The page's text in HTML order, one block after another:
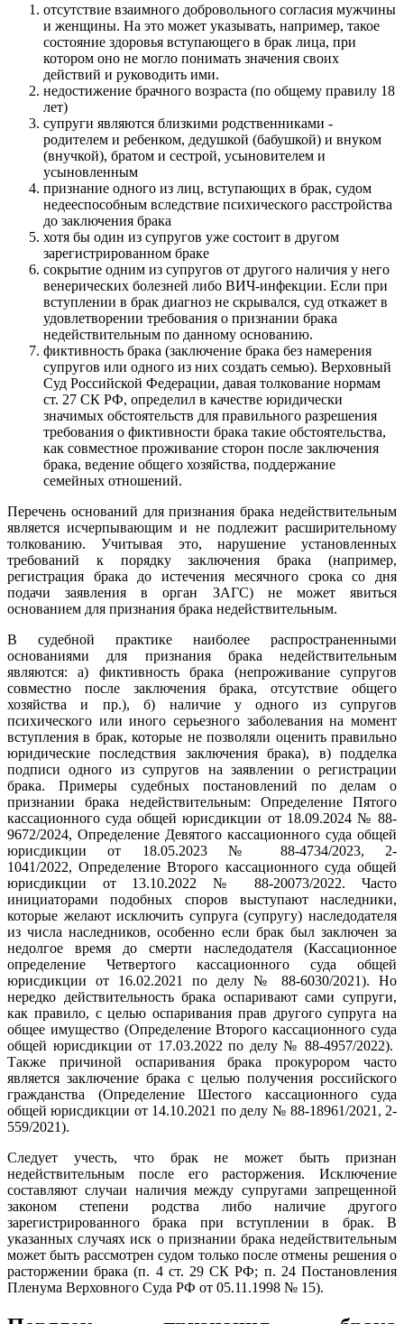
отсутствие взаимного добровольного согласия мужчины
и женщины. На это может указывать, например, такое
состояние здоровья вступающего в брак лица, при
котором оно не могло понимать значения своих
действий и руководить ими.
недостижение брачного возраста (по общему правилу 18
лет)
супруги являются близкими родственниками -
родителем и ребенком, дедушкой (бабушкой) и внуком
(внучкой), братом и сестрой, усыновителем и
усыновленным
признание одного из лиц, вступающих в брак, судом
недееспособным вследствие психического расстройства
до заключения брака
хотя бы один из супругов уже состоит в другом
зарегистрированном браке
сокрытие одним из супругов от другого наличия у него
венерических болезней либо ВИЧ-инфекции. Если при
вступлении в брак диагноз не скрывался, суд откажет в
удовлетворении требования о признании брака
недействительным по данному основанию.
фиктивность брака (заключение брака без намерения
супругов или одного из них создать семью). Верховный
Суд Российской Федерации, давая толкование нормам
ст. 27 СК РФ, определил в качестве юридически
значимых обстоятельств для правильного разрешения
требования о фиктивности брака такие обстоятельства,
как совместное проживание сторон после заключения
брака, ведение общего хозяйства, поддержание
семейных отношений.
Перечень оснований для признания брака недействительным
является исчерпывающим и не подлежит расширительному
толкованию. Учитывая это, нарушение установленных
требований к порядку заключения брака (например,
регистрация брака до истечения месячного срока со дня
подачи заявления в орган ЗАГС) не может явиться
основанием для признания брака недействительным.
В судебной практике наиболее распространенными
основаниями для признания брака недействительным
являются: а) фиктивность брака (непроживание супругов
совместно после заключения брака, отсутствие общего
хозяйства и пр.), б) наличие у одного из супругов
психического или иного серьезного заболевания на момент
вступления в брак, которые не позволяли оценить правильно
юридические последствия заключения брака), в) подделка
подписи одного из супругов на заявлении о регистрации
брака. Примеры судебных постановлений по делам о
признании брака недействительным: Определение Пятого
кассационного суда общей юрисдикции от 18.09.2024 № 88-
9672/2024, Определение Девятого кассационного суда общей
юрисдикции от 18.05.2023 № 88-4734/2023, 2-
1041/2022, Определение Второго кассационного суда общей
юрисдикции от 13.10.2022 № 88-20073/2022. Часто
инициаторами подобных споров выступают наследники,
которые желают исключить супруга (супругу) наследодателя
из числа наследников, особенно если брак был заключен за
недолгое время до смерти наследодателя (Кассационное
определение Четвертого кассационного суда общей
юрисдикции от 16.02.2021 по делу № 88-6030/2021). Но
нередко действительность брака оспаривают сами супруги,
как правило, с целью оспаривания прав другого супруга на
общее имущество (Определение Второго кассационного суда
общей юрисдикции от 17.03.2022 по делу № 88-4957/2022).
Также причиной оспаривания брака прокурором часто
является заключение брака с целью получения российского
гражданства (Определение Шестого кассационного суда
общей юрисдикции от 14.10.2021 по делу № 88-18961/2021, 2-
559/2021).
Следует учесть, что брак не может быть признан
недействительным после его расторжения. Исключение
составляют случаи наличия между супругами запрещенной
законом степени родства либо наличие другого
зарегистрированного брака при вступлении в брак. В
указанных случаях иск о признании брака недействительным
может быть рассмотрен судом только после отмены решения о
расторжении брака (п. 4 ст. 29 СК РФ; п. 24 Постановления
Пленума Верховного Суда РФ от 05.11.1998 № 15).